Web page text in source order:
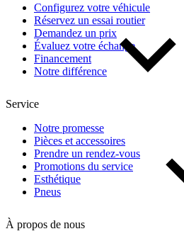
Configurez votre véhicule
Réservez un essai routier
Demandez un prix
Évaluez votre échange
Financement
Notre différence
Service
Notre promesse
Pièces et accessoires
Prendre un rendez-vous
Promotions du service
Esthétique
Pneus
À propos de nous